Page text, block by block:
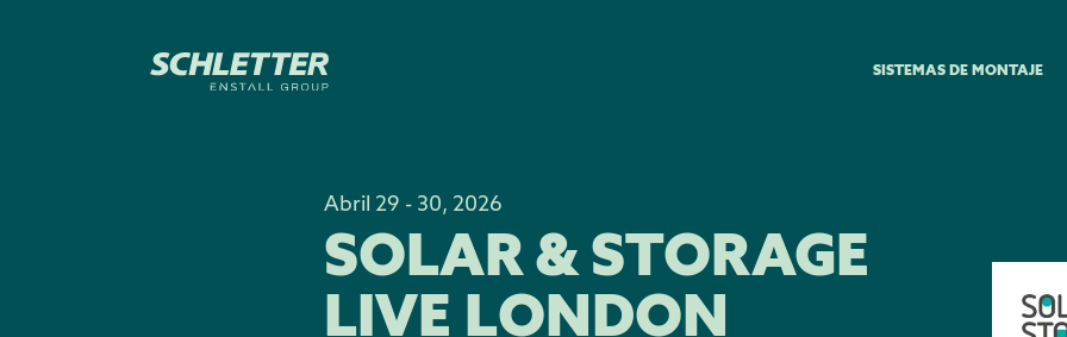
SISTEMAS DE MONTAJE
Abril 29 - 30, 2026
SOLAR & STORAGE
LIVE LONDON